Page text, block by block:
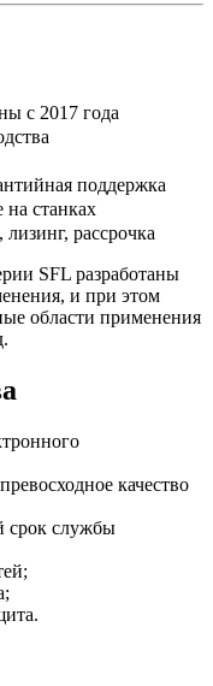
с 2017 года
поддержка
станках
рассрочка
SFL разработаны
и при этом
области применения
качество
срок службы